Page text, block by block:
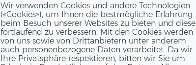
Wir verwenden Cookies und andere Technologien
(«Cookies»), um Ihnen die bestmögliche Erfahrung
beim Besuch unserer Websites zu bieten und diese
fortlaufend zu verbessern. Mit den Cookies werden
von uns sowie von Drittanbietern unter anderem
auch personenbezogene Daten verarbeitet. Da wir
Ihre Privatsphäre respektieren, bitten wir Sie um